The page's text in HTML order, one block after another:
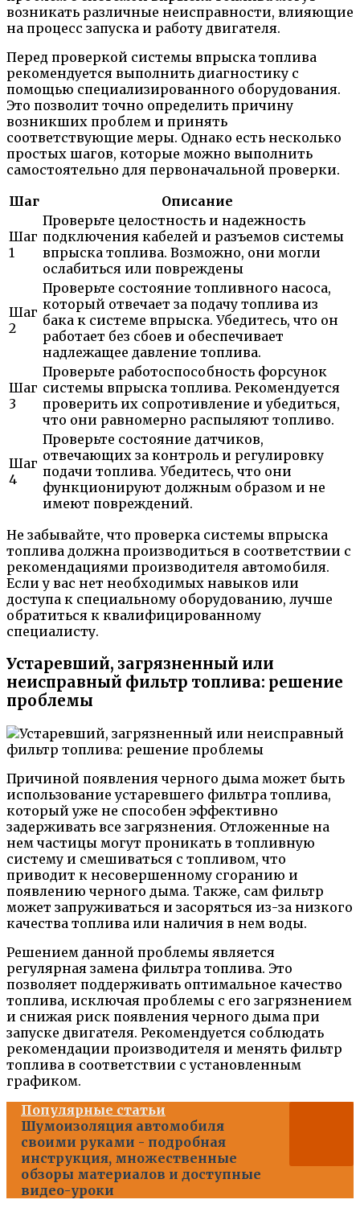
возникать различные неисправности, влияющие
на процесс запуска и работу двигателя.
Перед проверкой системы впрыска топлива
рекомендуется выполнить диагностику с
помощью специализированного оборудования.
Это позволит точно определить причину
возникших проблем и принять
соответствующие меры. Однако есть несколько
простых шагов, которые можно выполнить
самостоятельно для первоначальной проверки.
Шаг
Описание
Шаг
1
Проверьте целостность и надежность
подключения кабелей и разъемов системы
впрыска топлива. Возможно, они могли
ослабиться или повреждены
Шаг
2
Проверьте состояние топливного насоса,
который отвечает за подачу топлива из
бака к системе впрыска. Убедитесь, что он
работает без сбоев и обеспечивает
надлежащее давление топлива.
Шаг
3
Проверьте работоспособность форсунок
системы впрыска топлива. Рекомендуется
проверить их сопротивление и убедиться,
что они равномерно распыляют топливо.
Шаг
4
Проверьте состояние датчиков,
отвечающих за контроль и регулировку
подачи топлива. Убедитесь, что они
функционируют должным образом и не
имеют повреждений.
Не забывайте, что проверка системы впрыска
топлива должна производиться в соответствии с
рекомендациями производителя автомобиля.
Если у вас нет необходимых навыков или
доступа к специальному оборудованию, лучше
обратиться к квалифицированному
специалисту.
Устаревший, загрязненный или
неисправный фильтр топлива: решение
проблемы
Причиной появления черного дыма может быть
использование устаревшего фильтра топлива,
который уже не способен эффективно
задерживать все загрязнения. Отложенные на
нем частицы могут проникать в топливную
систему и смешиваться с топливом, что
приводит к несовершенному сгоранию и
появлению черного дыма. Также, сам фильтр
может запруживаться и засоряться из-за низкого
качества топлива или наличия в нем воды.
Решением данной проблемы является
регулярная замена фильтра топлива. Это
позволяет поддерживать оптимальное качество
топлива, исключая проблемы с его загрязнением
и снижая риск появления черного дыма при
запуске двигателя. Рекомендуется соблюдать
рекомендации производителя и менять фильтр
топлива в соответствии с установленным
графиком.
Популярные статьи
Шумоизоляция автомобиля
своими руками - подробная
инструкция, множественные
обзоры материалов и доступные
видео-уроки